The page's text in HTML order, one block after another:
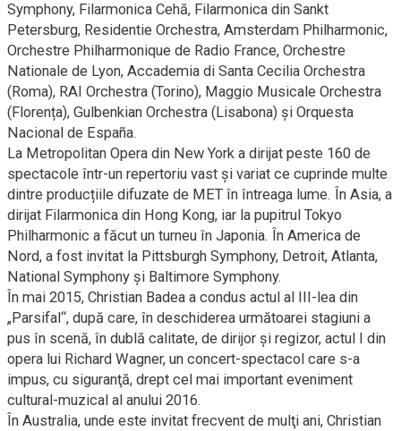
Symphony, Filarmonica Cehă, Filarmonica din Sankt
Petersburg, Residentie Orchestra, Amsterdam Philharmonic,
Orchestre Philharmonique de Radio France, Orchestre
Nationale de Lyon, Accademia di Santa Cecilia Orchestra
(Roma), RAI Orchestra (Torino), Maggio Musicale Orchestra
(Florența), Gulbenkian Orchestra (Lisabona) și Orquesta
Nacional de España.
La Metropolitan Opera din New York a dirijat peste 160 de
spectacole într-un repertoriu vast și variat ce cuprinde multe
dintre producțiile difuzate de MET în întreaga lume. În Asia, a
dirijat Filarmonica din Hong Kong, iar la pupitrul Tokyo
Philharmonic a făcut un turneu în Japonia. În America de
Nord, a fost invitat la Pittsburgh Symphony, Detroit, Atlanta,
National Symphony și Baltimore Symphony.
În mai 2015, Christian Badea a condus actul al III-lea din
„Parsifal“, după care, în deschiderea următoarei stagiuni a
pus în scenă, în dublă calitate, de dirijor și regizor, actul I din
opera lui Richard Wagner, un concert-spectacol care s-a
impus, cu siguranţă, drept cel mai important eveniment
cultural-muzical al anului 2016.
În Australia, unde este invitat frecvent de mulţi ani, Christian